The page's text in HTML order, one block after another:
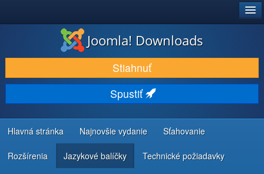
STIAHNUŤ & ROZŠÍRIŤ
OBJAVUJTE & UČTE SA
KOMUNITA & PODPORA
ZDROJE INFORMÁCIÍ PRE VÝVOJÁROV
Joomla! Downloads
Stiahnuť
Spustiť
Hlavná stránka Najnovšie vydanie Sťahovanie
Rozšírenia Jazykové balíčky Technické požiadavky